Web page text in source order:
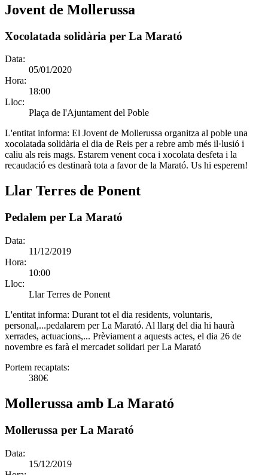
Jovent de Mollerussa
Xocolatada solidària per La Marató
Data:
05/01/2020
Hora:
18:00
Lloc:
Plaça de l'Ajuntament del Poble
L'entitat informa: El Jovent de Mollerussa organitza al poble una
xocolatada solidària el dia de Reis per a rebre amb més il·lusió i
caliu als reis mags. Estarem venent coca i xocolata desfeta i la
recaudació es destinarà tota a favor de la Marató. Us hi esperem!
Llar Terres de Ponent
Pedalem per La Marató
Data:
11/12/2019
Hora:
10:00
Lloc:
Llar Terres de Ponent
L'entitat informa: Durant tot el dia residents, voluntaris,
personal,...pedalarem per La Marató. Al llarg del dia hi haurà
xerrades, actuacions,... Prèviament a aquests actes, el dia 26 de
novembre es farà el mercadet solidari per La Marató
Portem recaptats:
380€
Mollerussa amb La Marató
Mollerussa per La Marató
Data:
15/12/2019